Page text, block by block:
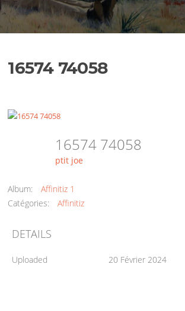
16574 74058
16574 74058
ptit joe
Album:
Affinitiz 1
Catégories:
Affinitiz
DETAILS
Uploaded 20 Février 2024